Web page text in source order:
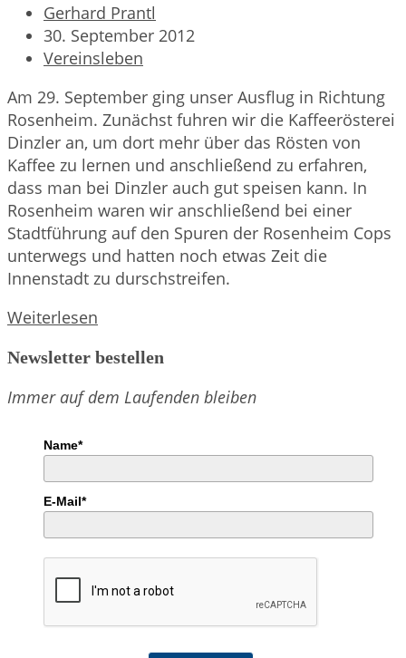
Beitrags-
Autor:
Gerhard Prantl
Beitrag
veröffentlicht:
30. September 2012
Beitrags-
Vereinsleben
Am 29. September ging unser Ausflug in Richtung
Rosenheim. Zunächst fuhren wir die Kaffeerösterei
Dinzler an, um dort mehr über das Rösten von
Kaffee zu lernen und anschließend zu erfahren,
dass man bei Dinzler auch gut speisen kann. In
Rosenheim waren wir anschließend bei einer
Stadtführung auf den Spuren der Rosenheim Cops
unterwegs und hatten noch etwas Zeit die
Innenstadt zu durschstreifen.
Weiterlesen
nach
Newsletter bestellen
Immer auf dem Laufenden bleiben
Name*
E-Mail*